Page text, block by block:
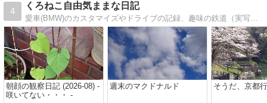
4
くろねこ自由気ままな日記
愛車(BMW)のカスタマイズやドライブの記録、趣味の鉄道（実写・模型）も気ままにつづります。また、PCやネットワークなどの情報もときどき投稿します。どうぞ、よろしくお願いします。
朝顔の観察日記 (2026-08) -
咲いてない・・・ -
週末のマクドナルド そうだ、京都